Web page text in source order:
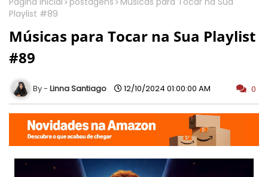
Playlist #89
Músicas para Tocar na Sua Playlist
#89
Linna Santiago 12/10/2024 01:00:00 AM 0